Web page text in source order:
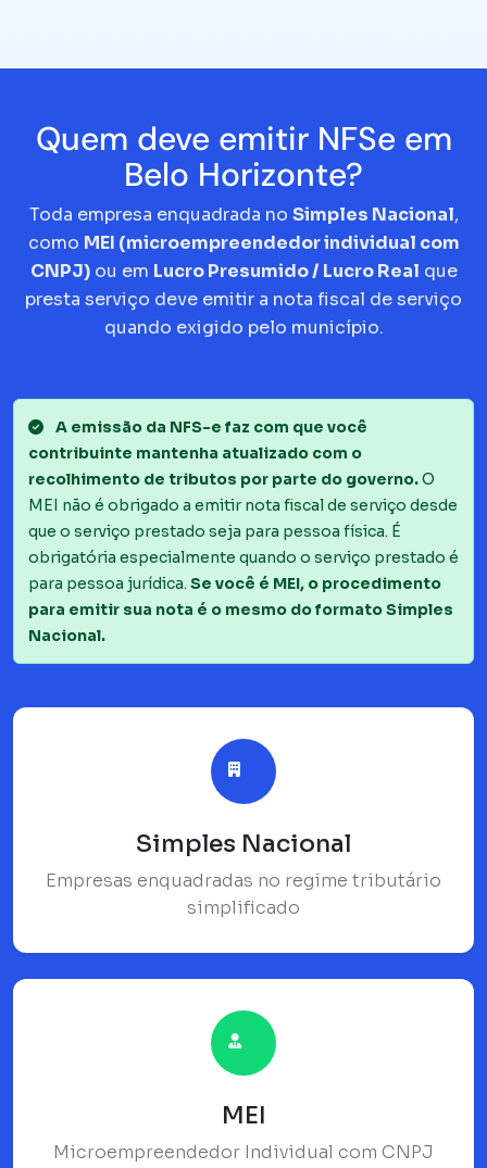
Quem deve emitir NFSe em
Belo Horizonte?
Toda empresa enquadrada no Simples Nacional,
como MEI (microempreendedor individual com
CNPJ)ou em Lucro Presumido / Lucro Real que
presta serviço deve emitir a nota fiscal de serviço
quando exigido pelo município.
A emissão da NFS-e faz com que você
contribuinte mantenha atualizado com o
recolhimento de tributos por parte do governo.O
MEI não é obrigado a emitir nota fiscal de serviço desde
que o serviço prestado seja para pessoa física. É
obrigatória especialmente quando o serviço prestado é
para pessoa jurídica. Se você é MEI, o procedimento
para emitir sua nota é o mesmo do formato Simples
Nacional.
Simples Nacional
Empresas enquadradas no regime tributário
simplificado
MEI
Microempreendedor Individual com CNPJ